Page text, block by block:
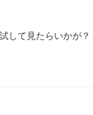
して見たらいかが？